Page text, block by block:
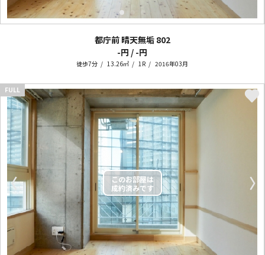
都庁前 晴天無垢 802
-円 / -円
徒歩7分 13.26㎡ 1R 2016年03月
〈 〉
FULL